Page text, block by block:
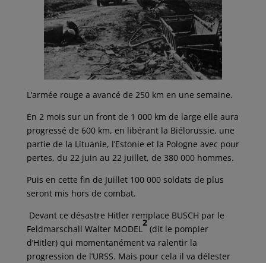
L’armée rouge a avancé de 250 km en une semaine.
En 2 mois sur un front de 1 000 km de large elle aura
progressé de 600 km, en libérant la Biélorussie, une
partie de la Lituanie, l’Estonie et la Pologne avec pour
pertes, du 22 juin au 22 juillet, de 380 000 hommes.
Puis en cette fin de Juillet 100 000 soldats de plus
seront mis hors de combat.
Devant ce désastre Hitler remplace BUSCH par le
Feldmarschall Walter MODEL
2
(dit le pompier
d’Hitler) qui momentanément va ralentir la
progression de l’URSS. Mais pour cela il va délester